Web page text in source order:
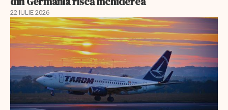
22 IULIE 2026